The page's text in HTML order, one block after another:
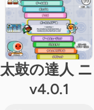
鼓の達人
v4.0.1